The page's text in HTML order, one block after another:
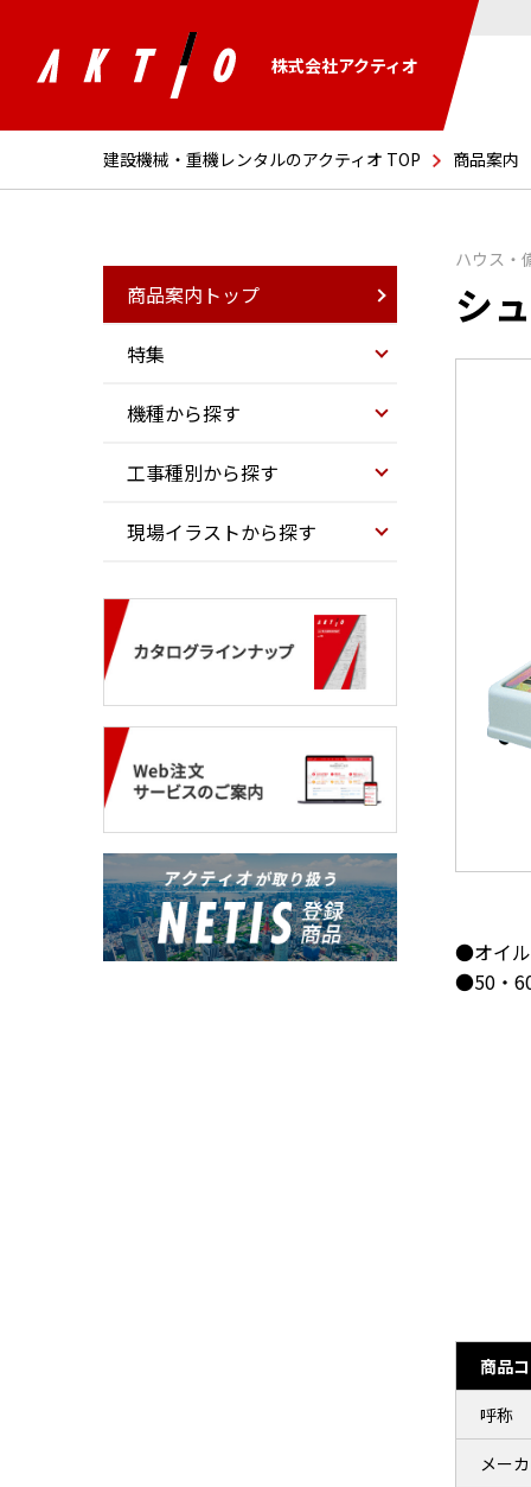
株式会社アクティオ
建設機械・重機レンタルのアクティオ TOP 商品案内
ハウス・
シ
●オイル
●50・
商品
呼称
メー
商品案内トップ
特集
機種から探す
工事種別から探す
現場イラストから探す